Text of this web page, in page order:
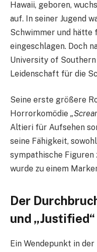
Hawaii, geboren,
auf. In seiner Jugend
Schwimmer und
eingeschlagen. Doch
University of
Leidenschaft für die
Seine erste größere
Horrorkomödie
Altieri für Aufsehen
seine Fähigkeit,
sympathische Figuren
wurde zu einem
Der
und „Justified“
Ein Wendepunkt in